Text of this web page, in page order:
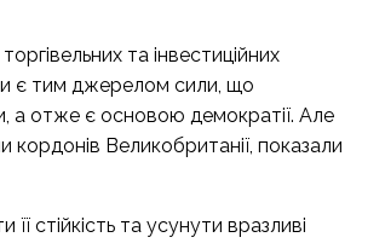
та інвестиційних
є тим джерелом сили, що
а отже є основою демократії. Але
кордонів Великобританії, показали
стійкість та усунути вразливі